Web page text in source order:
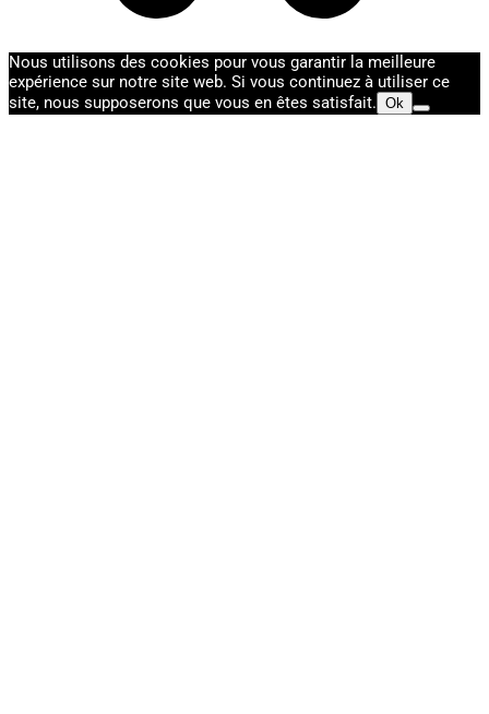
Nous utilisons des cookies pour vous garantir la meilleure
expérience sur notre site web. Si vous continuez à utiliser ce
site, nous supposerons que vous en êtes satisfait. Ok